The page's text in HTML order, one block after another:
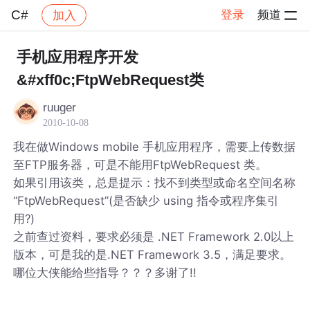
C# 加入 登录 频道
社区 C# 帖子详情
手机应用程序开发
&#xff0c;FtpWebRequest类
ruuger
2010-10-08
我在做Windows mobile 手机应用程序，需要上传数据
至FTP服务器，可是不能用FtpWebRequest 类。
如果引用该类，总是提示：找不到类型或命名空间名称
“FtpWebRequest”(是否缺少 using 指令或程序集引
用?)
之前查过资料，要求必须是 .NET Framework 2.0以上
版本，可是我的是.NET Framework 3.5，满足要求。
哪位大侠能给些指导？？？多谢了!!